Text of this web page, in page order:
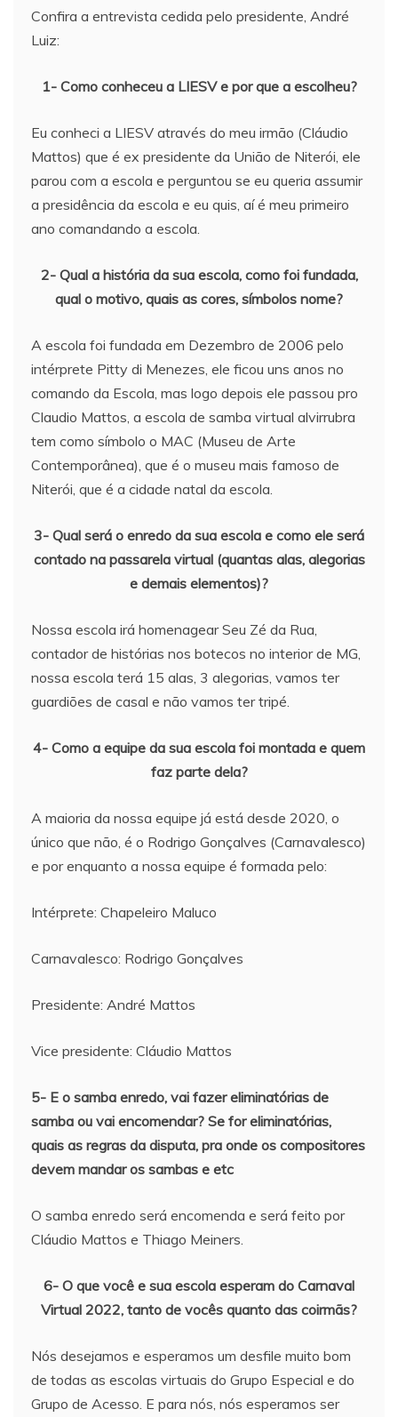
Confira a entrevista cedida pelo presidente, André
Luiz:
1- Como conheceu a LIESV e por que a escolheu?
Eu conheci a LIESV através do meu irmão (Cláudio
Mattos) que é ex presidente da União de Niterói, ele
parou com a escola e perguntou se eu queria assumir
a presidência da escola e eu quis, aí é meu primeiro
ano comandando a escola.
2- Qual a história da sua escola, como foi fundada,
qual o motivo, quais as cores, símbolos nome?
A escola foi fundada em Dezembro de 2006 pelo
intérprete Pitty di Menezes, ele ficou uns anos no
comando da Escola, mas logo depois ele passou pro
Claudio Mattos, a escola de samba virtual alvirrubra
tem como símbolo o MAC (Museu de Arte
Contemporânea), que é o museu mais famoso de
Niterói, que é a cidade natal da escola.
3- Qual será o enredo da sua escola e como ele será
contado na passarela virtual (quantas alas, alegorias
e demais elementos)?
Nossa escola irá homenagear Seu Zé da Rua,
contador de histórias nos botecos no interior de MG,
nossa escola terá 15 alas, 3 alegorias, vamos ter
guardiões de casal e não vamos ter tripé.
4- Como a equipe da sua escola foi montada e quem
faz parte dela?
A maioria da nossa equipe já está desde 2020, o
único que não, é o Rodrigo Gonçalves (Carnavalesco)
e por enquanto a nossa equipe é formada pelo:
Intérprete: Chapeleiro Maluco
Carnavalesco: Rodrigo Gonçalves
Presidente: André Mattos
Vice presidente: Cláudio Mattos
5- E o samba enredo, vai fazer eliminatórias de
samba ou vai encomendar? Se for eliminatórias,
quais as regras da disputa, pra onde os compositores
devem mandar os sambas e etc
O samba enredo será encomenda e será feito por
Cláudio Mattos e Thiago Meiners.
6- O que você e sua escola esperam do Carnaval
Virtual 2022, tanto de vocês quanto das coirmãs?
Nós desejamos e esperamos um desfile muito bom
de todas as escolas virtuais do Grupo Especial e do
Grupo de Acesso. E para nós, nós esperamos ser